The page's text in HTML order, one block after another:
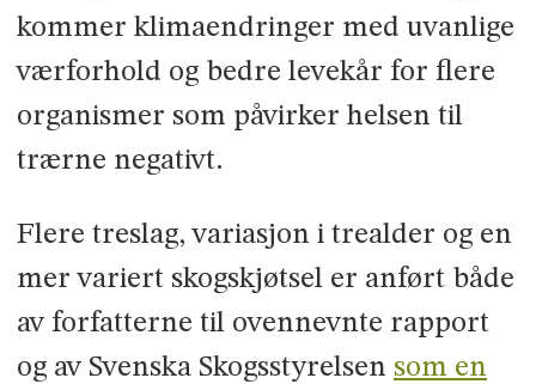
kommer klimaendringer med uvanlige
værforhold og bedre levekår for flere
organismer som påvirker helsen til
trærne negativt.
Flere treslag, variasjon i trealder og en
mer variert skogskjøtsel er anført både
av forfatterne til ovennevnte rapport
og av Svenska Skogsstyrelsen som en